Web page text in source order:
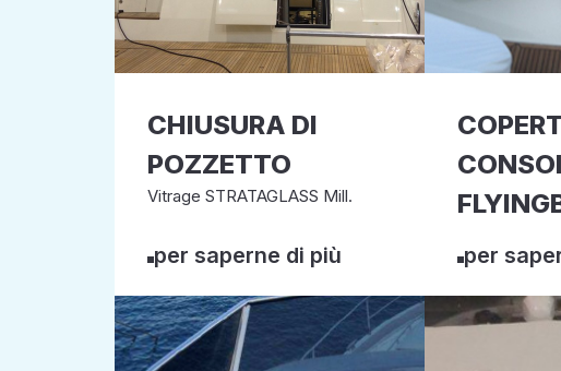
CHIUSURA DI
POZZETTO
Vitrage STRATAGLASS Mill.
per saperne di più per